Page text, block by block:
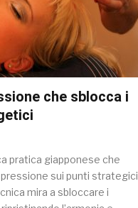
che sblocca i
pratica giapponese che
sui punti strategici
mira a sbloccare i